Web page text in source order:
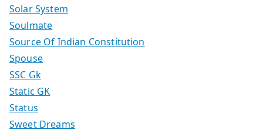
Solar System
Soulmate
Source Of Indian Constitution
Spouse
SSC Gk
Static GK
Status
Sweet Dreams